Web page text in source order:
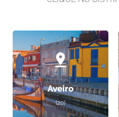
Aveiro
(20)